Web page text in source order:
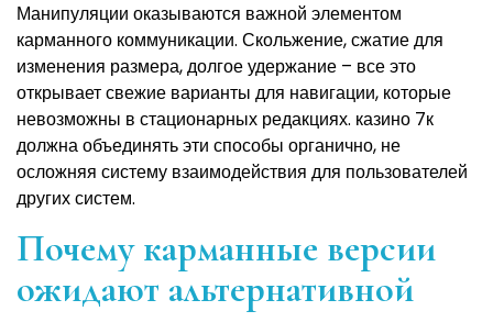
Манипуляции оказываются важной элементом
карманного коммуникации. Скольжение, сжатие для
изменения размера, долгое удержание – все это
открывает свежие варианты для навигации, которые
невозможны в стационарных редакциях. казино 7к
должна объединять эти способы органично, не
осложняя систему взаимодействия для пользователей
других систем.
Почему карманные версии
ожидают альтернативной